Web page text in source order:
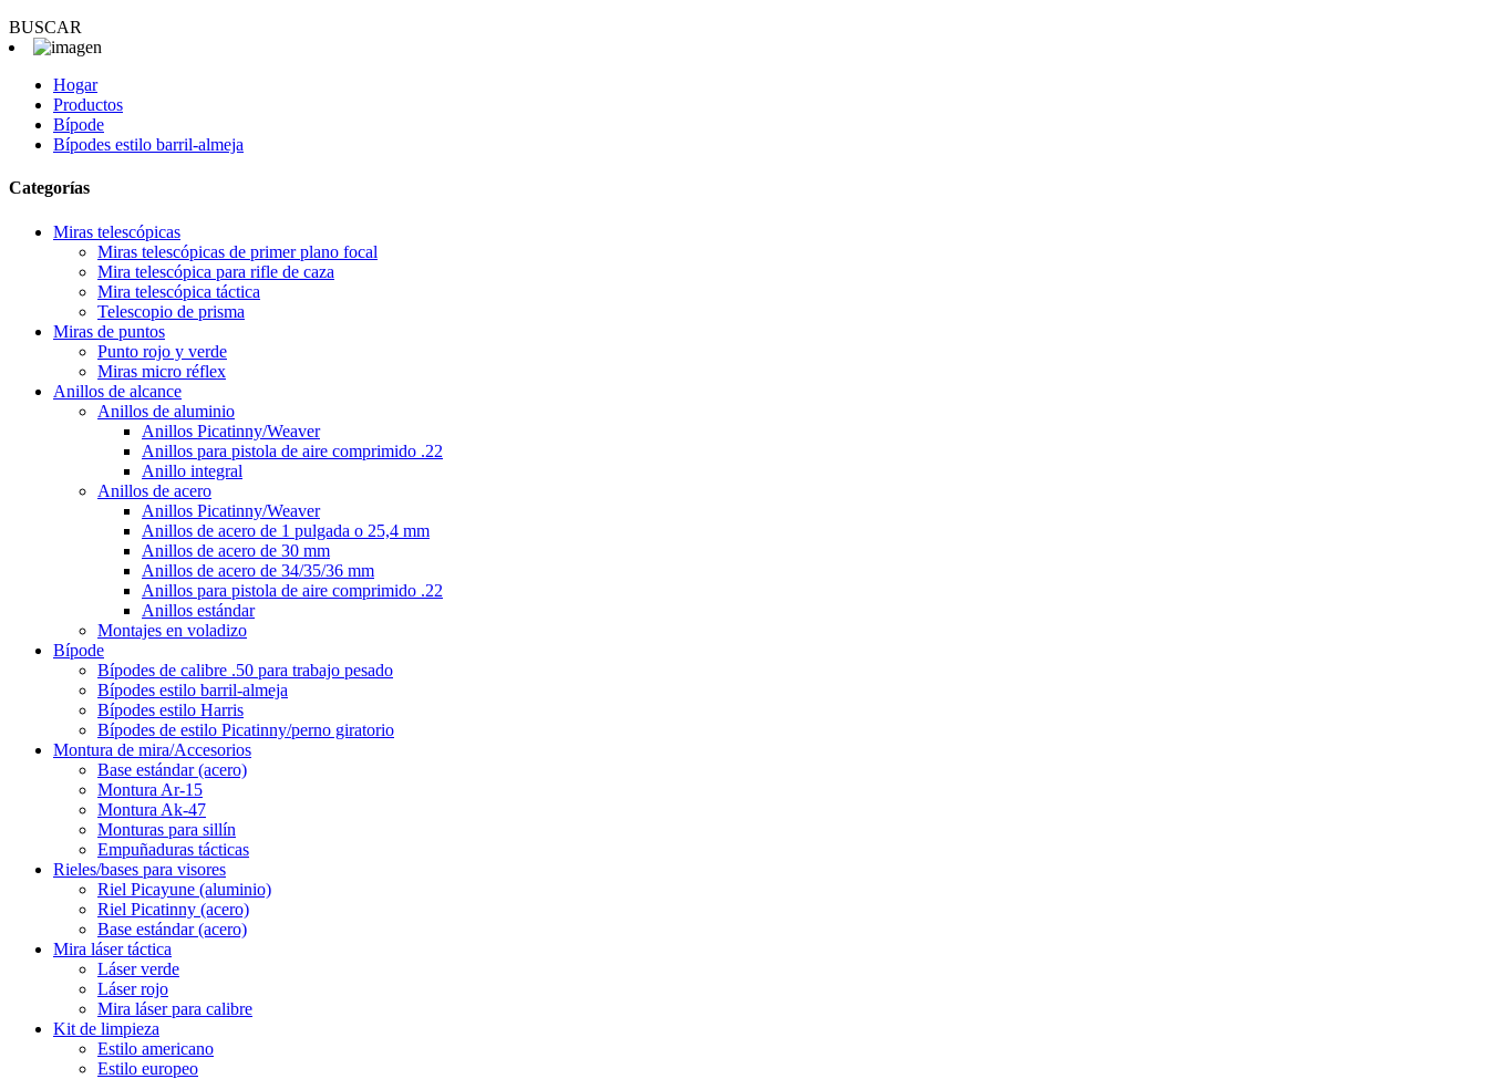
BUSCAR
Hogar
Productos
Bípode
Bípodes estilo barril-almeja
Categorías
Miras telescópicas
Miras telescópicas de primer plano focal
Mira telescópica para rifle de caza
Mira telescópica táctica
Telescopio de prisma
Miras de puntos
Punto rojo y verde
Miras micro réflex
Anillos de alcance
Anillos de aluminio
Anillos Picatinny/Weaver
Anillos para pistola de aire comprimido .22
Anillo integral
Anillos de acero
Anillos Picatinny/Weaver
Anillos de acero de 1 pulgada o 25,4 mm
Anillos de acero de 30 mm
Anillos de acero de 34/35/36 mm
Anillos para pistola de aire comprimido .22
Anillos estándar
Montajes en voladizo
Bípode
Bípodes de calibre .50 para trabajo pesado
Bípodes estilo barril-almeja
Bípodes estilo Harris
Bípodes de estilo Picatinny/perno giratorio
Montura de mira/Accesorios
Base estándar (acero)
Montura Ar-15
Montura Ak-47
Monturas para sillín
Empuñaduras tácticas
Rieles/bases para visores
Riel Picayune (aluminio)
Riel Picatinny (acero)
Base estándar (acero)
Mira láser táctica
Láser verde
Láser rojo
Mira láser para calibre
Kit de limpieza
Estilo americano
Estilo europeo